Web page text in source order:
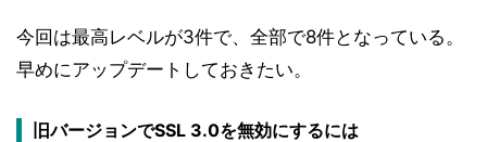
今回は最高レベルが3件で、全部で8件となっている。
早めにアップデートしておきたい。
旧バージョンでSSL 3.0を無効にするには